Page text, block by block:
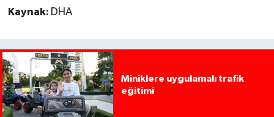
Kaynak: DHA
Miniklere uygulamalı trafik
eğitimi